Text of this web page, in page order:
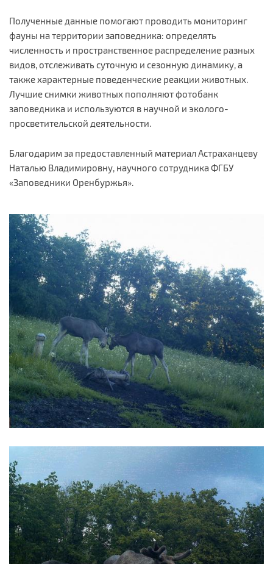
Полученные данные помогают проводить мониторинг
фауны на территории заповедника: определять
численность и пространственное распределение разных
видов, отслеживать суточную и сезонную динамику, а
также характерные поведенческие реакции животных.
Лучшие снимки животных пополняют фотобанк
заповедника и используются в научной и эколого-
просветительской деятельности.
Благодарим за предоставленный материал Астраханцеву
Наталью Владимировну, научного сотрудника ФГБУ
«Заповедники Оренбуржья».